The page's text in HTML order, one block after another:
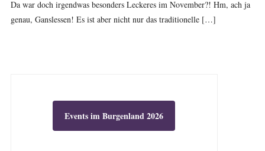
Da war doch irgendwas besonders Leckeres im November?! Hm, ach ja
genau, Ganslessen! Es ist aber nicht nur das traditionelle […]
Events im Burgenland 2026